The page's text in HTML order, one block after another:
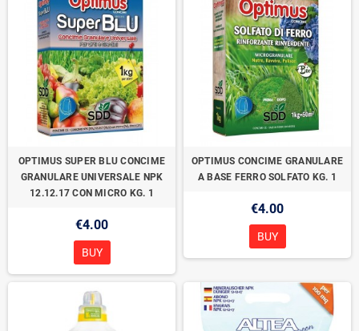
OPTIMUS SUPER BLU CONCIME
GRANULARE UNIVERSALE NPK
12.12.17 CON MICRO KG. 1
€4.00
BUY
OPTIMUS CONCIME GRANULARE
A BASE FERRO SOLFATO KG. 1
€4.00
BUY